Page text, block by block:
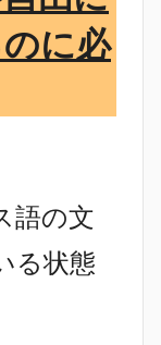
に必
語の文
る状態